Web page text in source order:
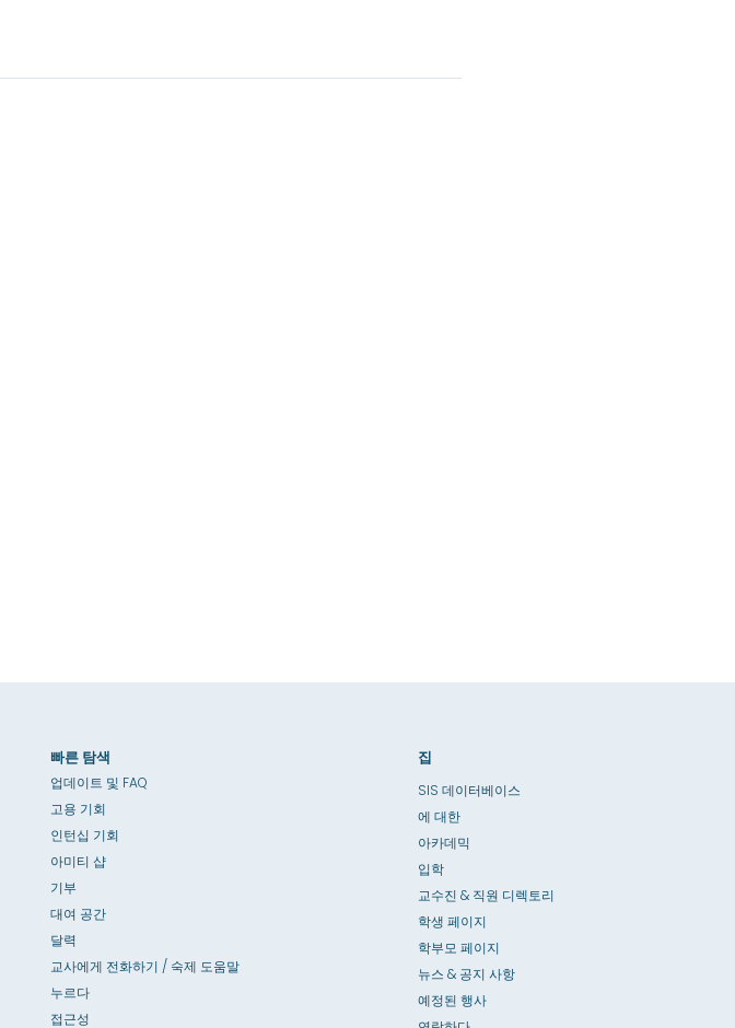
빠른 탐색
업데이트 및 FAQ
고용 기회
인턴십 기회
아미티 샵
기부
대여 공간
달력
교사에게 전화하기 / 숙제 도움말
누르다
접근성
집
SIS 데이터베이스
에 대한
아카데믹
입학
교수진 & 직원 디렉토리
학생 페이지
학부모 페이지
뉴스 & 공지 사항
예정된 행사